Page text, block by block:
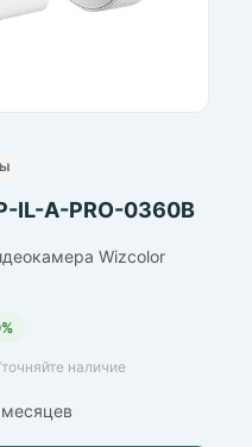
IL-A-PRO-0360B
Wizcolor
наличие